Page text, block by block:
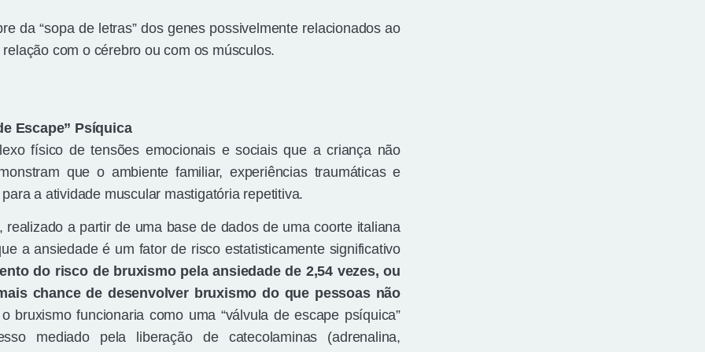
da “sopa de letras” dos genes possivelmente relacionados ao
com o cérebro ou com os músculos.
Escape” Psíquica
físico de tensões emocionais e sociais que a criança não
que o ambiente familiar, experiências traumáticas e
a atividade muscular mastigatória repetitiva.
a partir de uma base de dados de uma coorte italiana
a ansiedade é um fator de risco estatisticamente significativo
do risco de bruxismo pela ansiedade de 2,54 vezes, ou
chance de desenvolver bruxismo do que pessoas não
bruxismo funcionaria como uma “válvula de escape psíquica”
mediado pela liberação de catecolaminas (adrenalina,